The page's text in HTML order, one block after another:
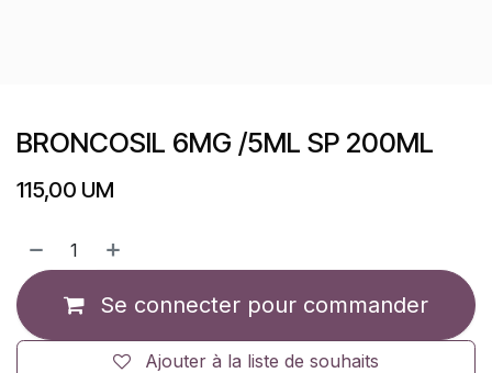
BRONCOSIL 6MG /5ML SP 200ML
115,00 UM
Se connecter pour commander
Ajouter à la liste de souhaits